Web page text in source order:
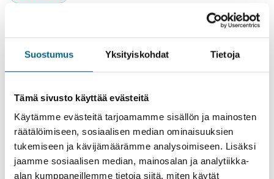
Suostumus Yksityiskohdat Tietoja
Tämä sivusto käyttää evästeitä
Käytämme evästeitä tarjoamamme sisällön ja mainosten
räätälöimiseen, sosiaalisen median ominaisuuksien
tukemiseen ja kävijämäärämme analysoimiseen. Lisäksi
jaamme sosiaalisen median, mainosalan ja analytiikka-
alan kumppaneillemme tietoja siitä, miten käytät